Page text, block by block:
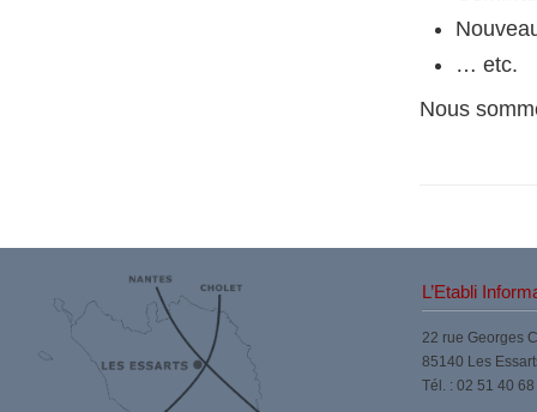
… etc.
Nous
L’Etabli
22 rue Georges
85140 Les
Tél. : 02 51 40